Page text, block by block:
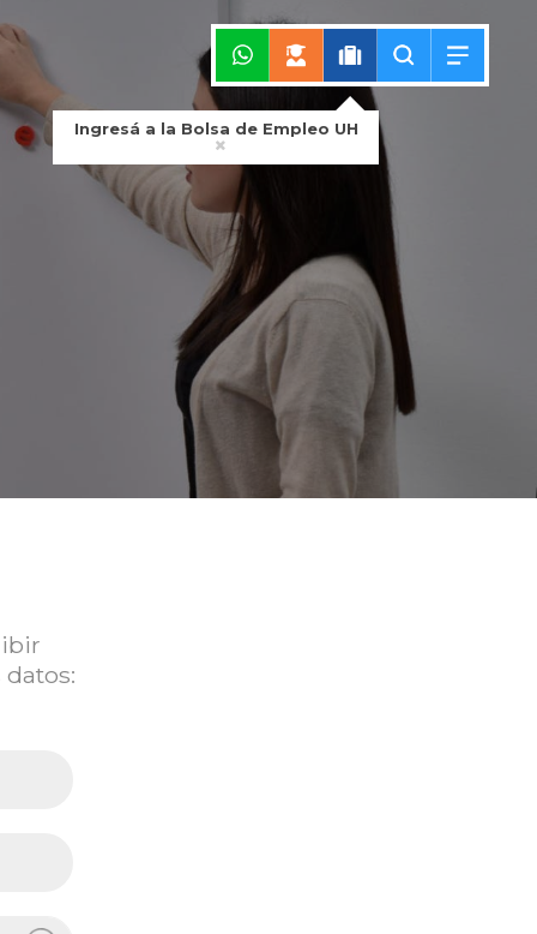
Ingresá a la Bolsa de Empleo UH